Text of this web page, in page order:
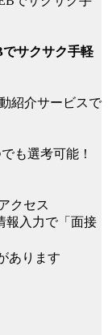
サクサク手軽
紹介サービスで
も選考可能！
クセス
報入力で「面接
あります